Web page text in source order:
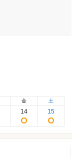
金
14
土
15